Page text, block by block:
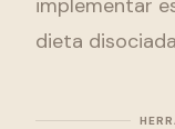
implementar
dieta